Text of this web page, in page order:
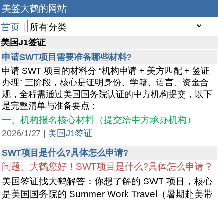
美签大鹤的网站
首页
美国J1签证
申请SWT项目需要准备哪些材料?
申请 SWT 项目的材料分 “机构申请 + 美方匹配 + 签证
办理” 三阶段，核心是证明身份、学籍、语言、资金合
规，全程需通过美国国务院认证的中方机构提交，以下
是完整清单与准备要点：
一、机构报名核心材料（提交给中方承办机构）
2026/1/27 | 美国J1签证
SWT项目是什么?具体怎么申请?
问题、大鹤您好！SWT项目是什么?具体怎么申请？
美国签证找大鹤解答：你想了解的 SWT 项目，核心
是美国国务院的 Summer Work Travel（暑期赴美带